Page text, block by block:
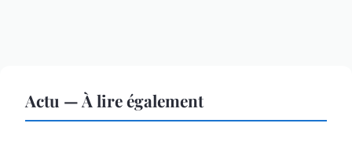
Actu — À lire également